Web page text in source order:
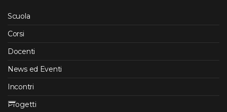
Scuola
Corsi
Docenti
News ed Eventi
Incontri
Progetti